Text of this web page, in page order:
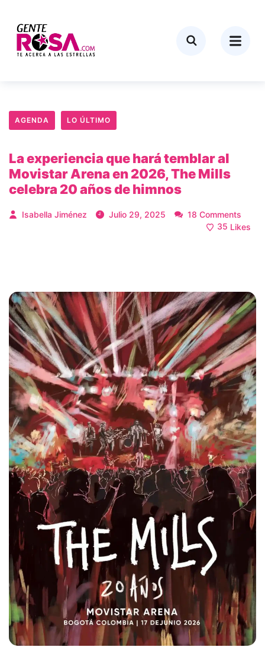
AGENDA LO ÚLTIMO
La experiencia que hará temblar al
Movistar Arena en 2026, The Mills
celebra 20 años de himnos
Isabella Jiménez Julio 29, 2025
18 Comments
35 Likes